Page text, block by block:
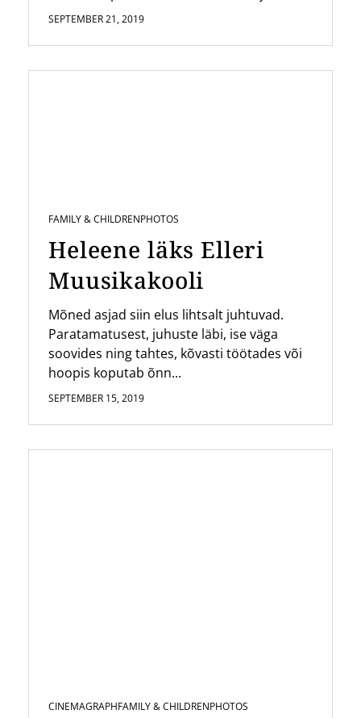
SEPTEMBER 21, 2019
FAMILY & CHILDRENPHOTOS
Heleene läks Elleri
Muusikakooli
Mõned asjad siin elus lihtsalt juhtuvad.
Paratamatusest, juhuste läbi, ise väga
soovides ning tahtes, kõvasti töötades või
hoopis koputab õnn...
SEPTEMBER 15, 2019
CINEMAGRAPHFAMILY & CHILDRENPHOTOS